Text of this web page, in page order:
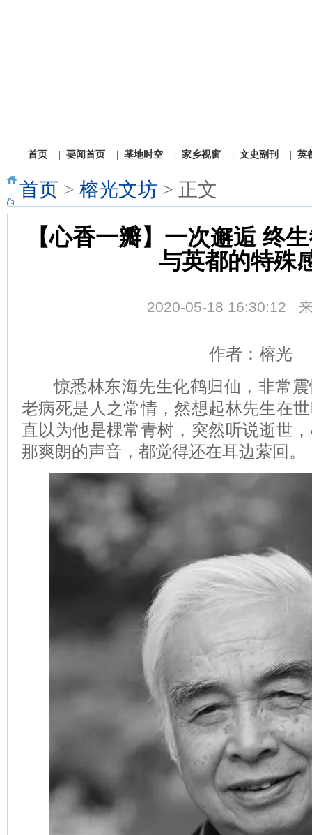
首页 要闻首页 基地时空 家乡视窗 文史副刊 英
首页 > 榕光文坊 > 正文
【心香一瓣】一次邂逅 终
与英都的特殊
2020-05-18 16:30:12
作者：榕光
惊悉林东海先生化鹤归仙，非常震
老病死是人之常情，然想起林先生在
直以为他是棵常青树，突然听说逝世
那爽朗的声音，都觉得还在耳边萦回。